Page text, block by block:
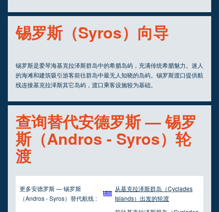
锡罗斯（Syros）向导
锡罗斯是爱琴海基克拉泽斯群岛中的希腊岛屿，充满传统希腊魅力。迷人
的海滩和建筑吸引游客前往群岛中最无人知晓的岛屿。锡罗斯渡口提供航
线连接基克拉泽斯其它岛屿，渡口乘客设施较为基础。
查询替代安德罗斯 — 锡罗
斯（Andros - Syros）轮
渡
更多安德罗斯 — 锡罗斯
（Andros - Syros）替代航线 :
从基克拉泽斯群岛（Cyclades
Islands）出发的轮渡